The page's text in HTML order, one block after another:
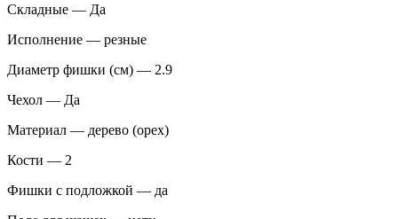
Складные — Да
Исполнение — резные
Диаметр фишки (см) — 2.9
Чехол — Да
Материал — дерево (орех)
Кости — 2
Фишки с подложкой — да